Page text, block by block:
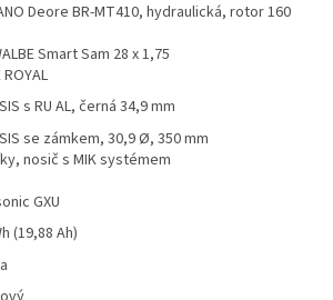
Deore BR-MT410, hydraulická, rotor 160
Smart Sam 28 x 1,75
ROYAL
s RU AL, černá 34,9 mm
se zámkem, 30,9 Ø, 350 mm
nosič s MIK systémem
GXU
(19,88 Ah)